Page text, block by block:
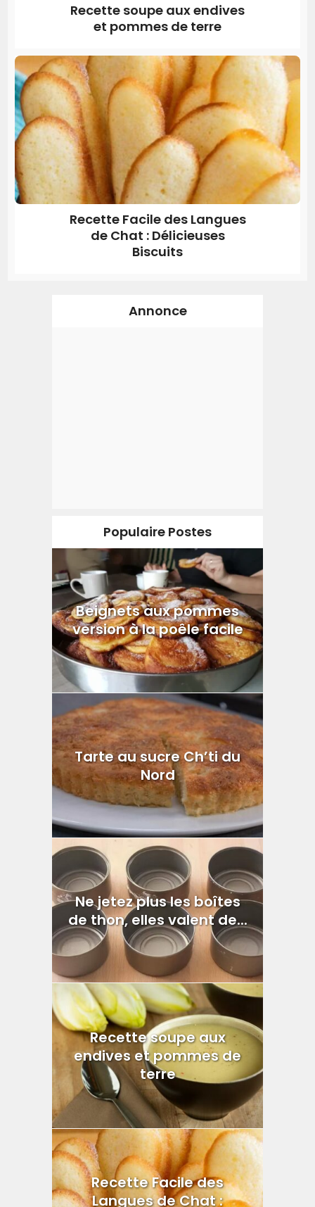
Recette soupe aux endives
et pommes de terre
Recette Facile des Langues
de Chat : Délicieuses
Biscuits
Annonce
Populaire Postes
Beignets aux pommes
version à la poêle facile
Tarte au sucre Ch’ti du
Nord
Ne jetez plus les boîtes
de thon, elles valent de...
Recette soupe aux
endives et pommes de
terre
Recette Facile des
Langues de Chat :